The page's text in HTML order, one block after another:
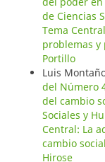
de Ciencias
Tema
problemas y
Portillo
Luis
del Número
del cambio
Sociales y
Central: La
cambio
Hirose